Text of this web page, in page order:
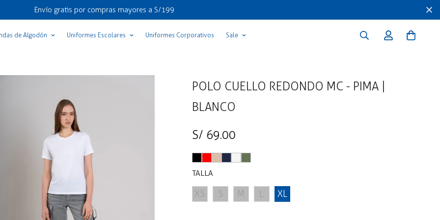
Envío gratis por compras mayores a S/199
de Algodón Uniformes Escolares Uniformes Corporativos Sale
POLO CUELLO REDONDO MC - PIMA |
BLANCO
Precio
S/ 69.00
TALLA
XS S M L XL